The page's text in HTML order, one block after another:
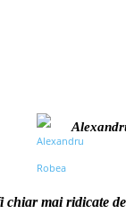
chiar mai ridicate